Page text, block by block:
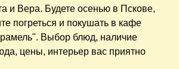
и Вера. Будете осенью в Пскове,
погреться и покушать в кафе
Выбор блюд, наличие
цены, интерьер вас приятно